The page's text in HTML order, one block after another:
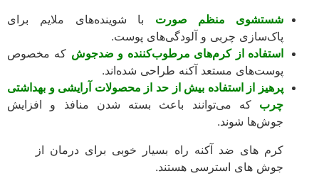
شستشوی منظم صورتبا شوینده‌های ملایم برای
پاک‌سازی چربی و آلودگی‌های پوست.
استفاده از کرم‌های مرطوب‌کننده و ضدجوشکه مخصوص
پوست‌های مستعد آکنه طراحی شده‌اند.
پرهیز از استفاده بیش از حد از محصولات آرایشی و بهداشتی
چرب
که می‌توانند باعث بسته شدن منافذ و افزایش
جوش‌ها شوند.
کرم های ضد آکنه راه بسیار خوبی برای درمان از
جوش های استرسی هستند.